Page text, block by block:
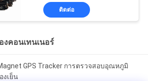
ติดต่อ
งคอนเทนเนอร์
GPS Tracker การตรวจสอบอุณหภูมิ
งเย็น